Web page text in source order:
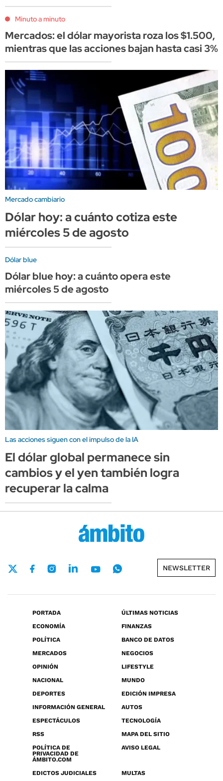
Minuto a minuto
Mercados: el dólar mayorista roza los $1.500,
mientras que las acciones bajan hasta casi 3%
Mercado cambiario
Dólar hoy: a cuánto cotiza este
miércoles 5 de agosto
Dólar blue
Dólar blue hoy: a cuánto opera este
miércoles 5 de agosto
Las acciones siguen con el impulso de la IA
El dólar global permanece sin
cambios y el yen también logra
recuperar la calma
NEWSLETTER
PORTADA
ÚLTIMAS NOTICIAS
ECONOMÍA
FINANZAS
POLÍTICA
BANCO DE DATOS
MERCADOS
NEGOCIOS
OPINIÓN
LIFESTYLE
NACIONAL
MUNDO
DEPORTES
EDICIÓN IMPRESA
INFORMACIÓN GENERAL
AUTOS
ESPECTÁCULOS
TECNOLOGÍA
RSS
MAPA DEL SITIO
POLÍTICA DE
PRIVACIDAD DE
ÁMBITO.COM
AVISO LEGAL
EDICTOS JUDICIALES MULTAS